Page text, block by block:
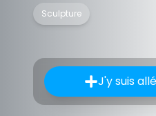
Sculpture
J'y suis allé